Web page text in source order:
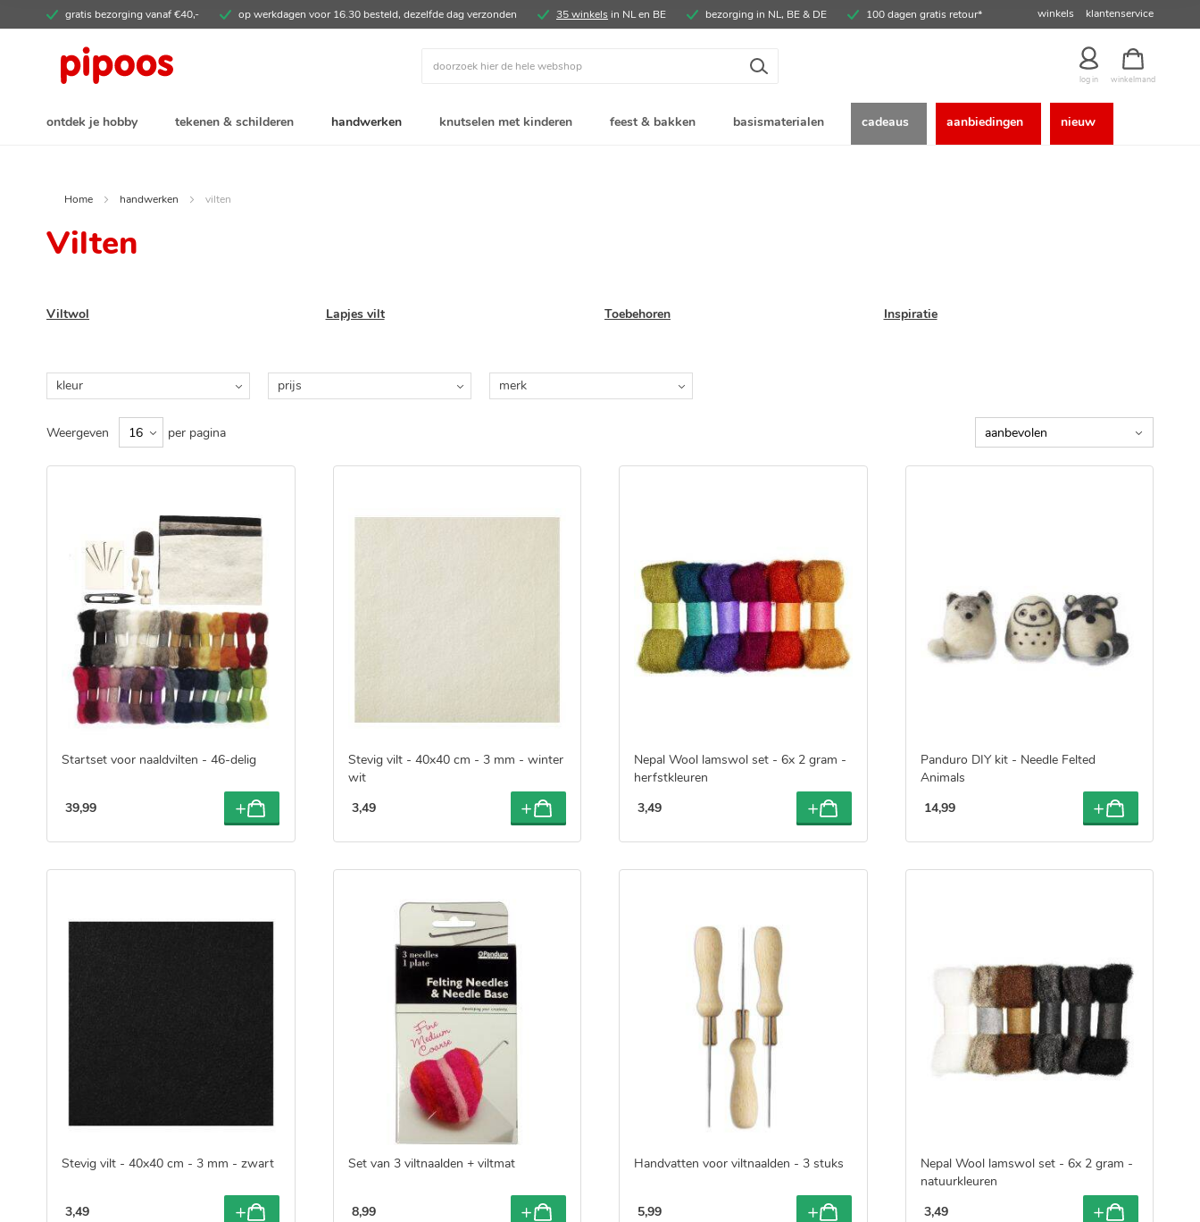
winkels klantenservice
Ga
direct
naar
inhoud
gratis bezorging vanaf €40,- op werkdagen voor 16.30 besteld, dezelfde dag verzonden 35 winkels in NL en BE bezorging in NL, BE & DE 100 dagen gratis retour*
log in winkelmand
ontdek je hobby tekenen & schilderen handwerken knutselen met kinderen feest & bakken basismaterialen cadeaus aanbiedingen nieuw
Zoek
Home handwerken vilten
Vilten
Viltwol Lapjes vilt Toebehoren Inspiratie
kleur prijs merk
Weergeven per pagina
Startset voor naaldvilten - 46-delig
39,99
Stevig vilt - 40x40 cm - 3 mm - winter
wit
3,49
Nepal Wool lamswol set - 6x 2 gram -
herfstkleuren
3,49
Panduro DIY kit - Needle Felted
Animals
14,99
Stevig vilt - 40x40 cm - 3 mm - zwart
3,49
Set van 3 viltnaalden + viltmat
8,99
Handvatten voor viltnaalden - 3 stuks
5,99
Nepal Wool lamswol set - 6x 2 gram -
natuurkleuren
3,49